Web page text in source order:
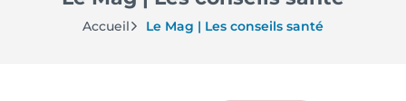
Accueil Le Mag | Les conseils santé